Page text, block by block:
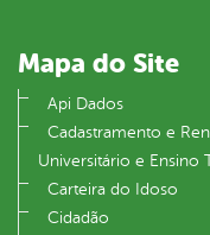
Mapa do Site
Api Dados
Cadastramento e
Universitário e Ensino
Carteira do Idoso
Cidadão